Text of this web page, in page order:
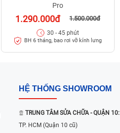
Pro
1.290.000đ 1.500.000đ
30 - 45 phút
BH 6 tháng, bao rơi vỡ kính lưng
HỆ THỐNG SHOWROOM
TRUNG TÂM SỬA CHỮA - QUẬN 10:
TP. HCM (Quận 10 cũ)